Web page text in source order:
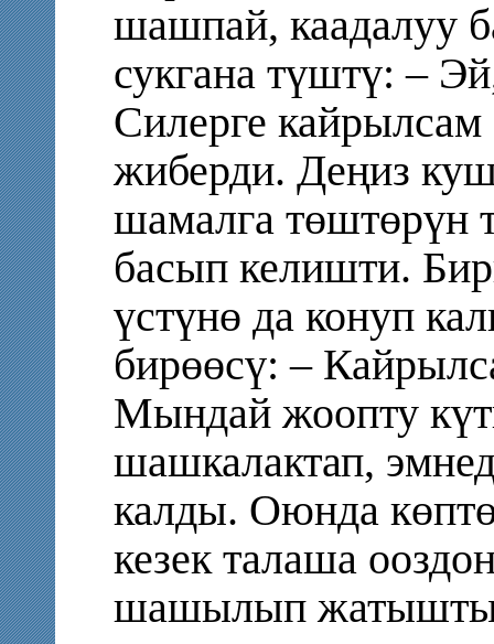
шашпай, каадалуу
сукгана түштү: –
Силерге
жиберди. Деңиз
шамалга төштөрүн
басып келишти.
үстүнө да конуп
бирөөсү: –
Мындай жоопту
шашкалактап,
калды. Оюнда
кезек талаша
шашылып